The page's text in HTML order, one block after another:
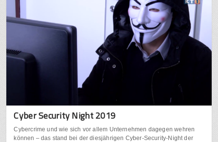
Cyber Security Night 2019
Cybercrime und wie sich vor allem Unternehmen dagegen wehren
können – das stand bei der diesjährigen Cyber-Security-Night der